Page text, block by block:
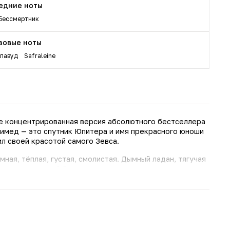
ноты
ноты
Safraleine
концентрированная версия абсолютного бестселлера
— это спутник Юпитера и имя прекрасного юноши
своей красотой самого Зевса.
тёплая, густая, смолистая. Дымный ладан, тягучая
композиции красной нитью проходят
смесью уда и пачули, кожи и шафрана. По сравнению